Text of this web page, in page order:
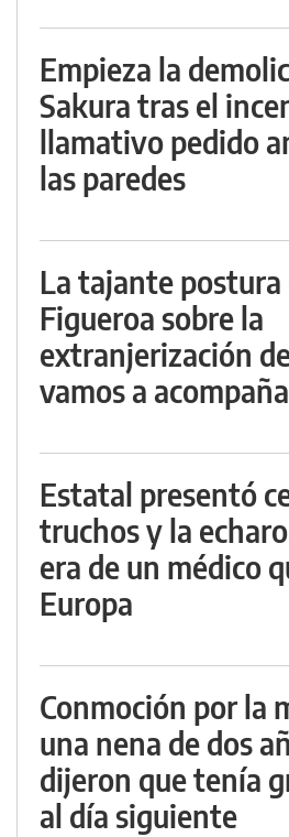
Empieza la
Sakura tras el
llamativo pedido
las paredes
La tajante postura
Figueroa sobre la
extranjerización
vamos a
Estatal presentó
truchos y la
era de un médico
Europa
Conmoción por la
una nena de dos
dijeron que tenía
al día siguiente